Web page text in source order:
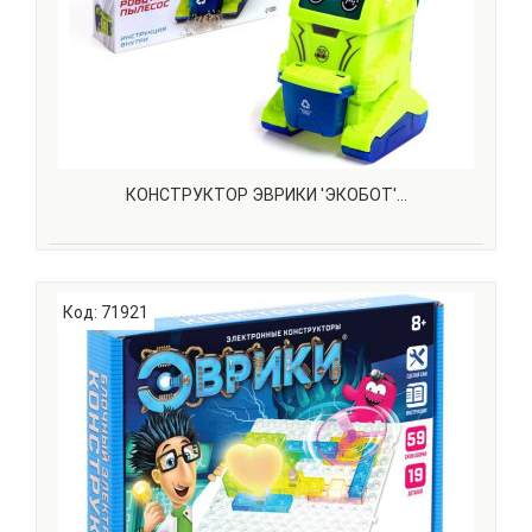
КОНСТРУКТОР ЭВРИКИ 'ЭКОБОТ'...
соберёт робот-пылесос. «Экобот» умеет всасывать
мусор и имеет отсек, куда его собирает.В
комплекте:Детали для
сборки.Инструкция.Моторчик.Игрушка работает от 4
батареек типа AAA (нет в комплекте).Дополнител..
Код: 71921